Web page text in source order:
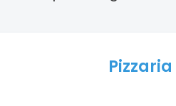
Pizzaria